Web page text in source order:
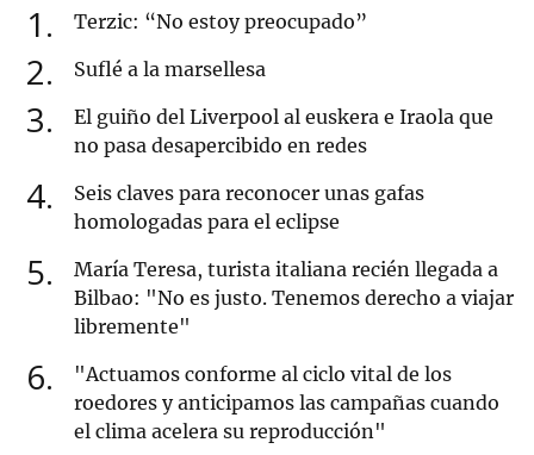
1 Terzic: “No estoy preocupado”
2 Suflé a la marsellesa
3
El guiño del Liverpool al euskera e Iraola que
no pasa desapercibido en redes
4
Seis claves para reconocer unas gafas
homologadas para el eclipse
5
María Teresa, turista italiana recién llegada a
Bilbao: "No es justo. Tenemos derecho a viajar
libremente"
6
"Actuamos conforme al ciclo vital de los
roedores y anticipamos las campañas cuando
el clima acelera su reproducción"